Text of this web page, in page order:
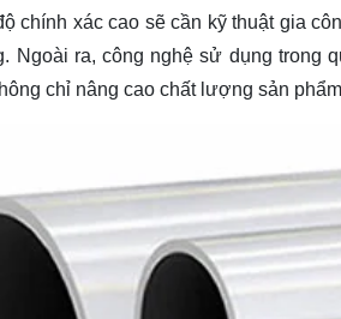
chính xác cao sẽ cần kỹ thuật gia
Ngoài ra, công nghệ sử dụng trong
chỉ nâng cao chất lượng sản